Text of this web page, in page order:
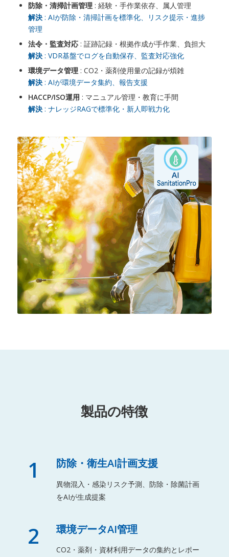
防除・清掃計画管理: 経験・手作業依存、属人管理
解決: AIが防除・清掃計画を標準化、リスク提示・進捗
管理
法令・監査対応: 証跡記録・根拠作成が手作業、負担大
解決: VDR基盤でログを自動保存、監査対応強化
環境データ管理: CO2・薬剤使用量の記録が煩雑
解決: AIが環境データ集約、報告支援
HACCP/ISO運用 : マニュアル管理・教育に手間
解決: ナレッジRAGで標準化・新人即戦力化
製品の特徴
1 防除・衛生AI計画支援
異物混入・感染リスク予測、防除・除菌計画
をAIが生成提案
2 環境データAI管理
CO2・薬剤・資材利用データの集約とレポー